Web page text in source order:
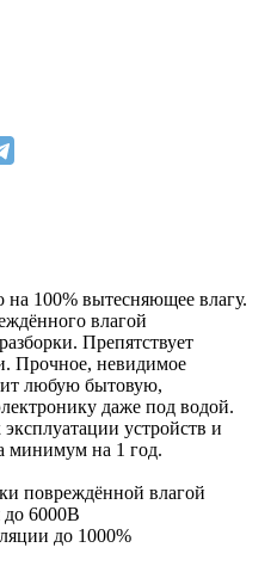
на 100% вытесняющее влагу.
влагой
Препятствует
Прочное, невидимое
любую бытовую,
даже под водой.
устройств и
минимум на 1 год.
повреждённой влагой
6000В
до 1000%